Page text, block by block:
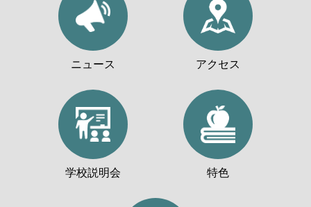
ニュース アクセス
学校説明会 特色